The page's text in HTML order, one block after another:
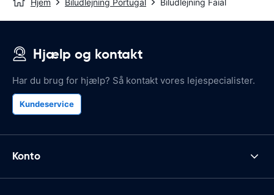
Hjem Biludlejning Portugal Biludlejning Faial
Hjælp og kontakt
Har du brug for hjælp? Så kontakt vores lejespecialister.
Kundeservice
Konto